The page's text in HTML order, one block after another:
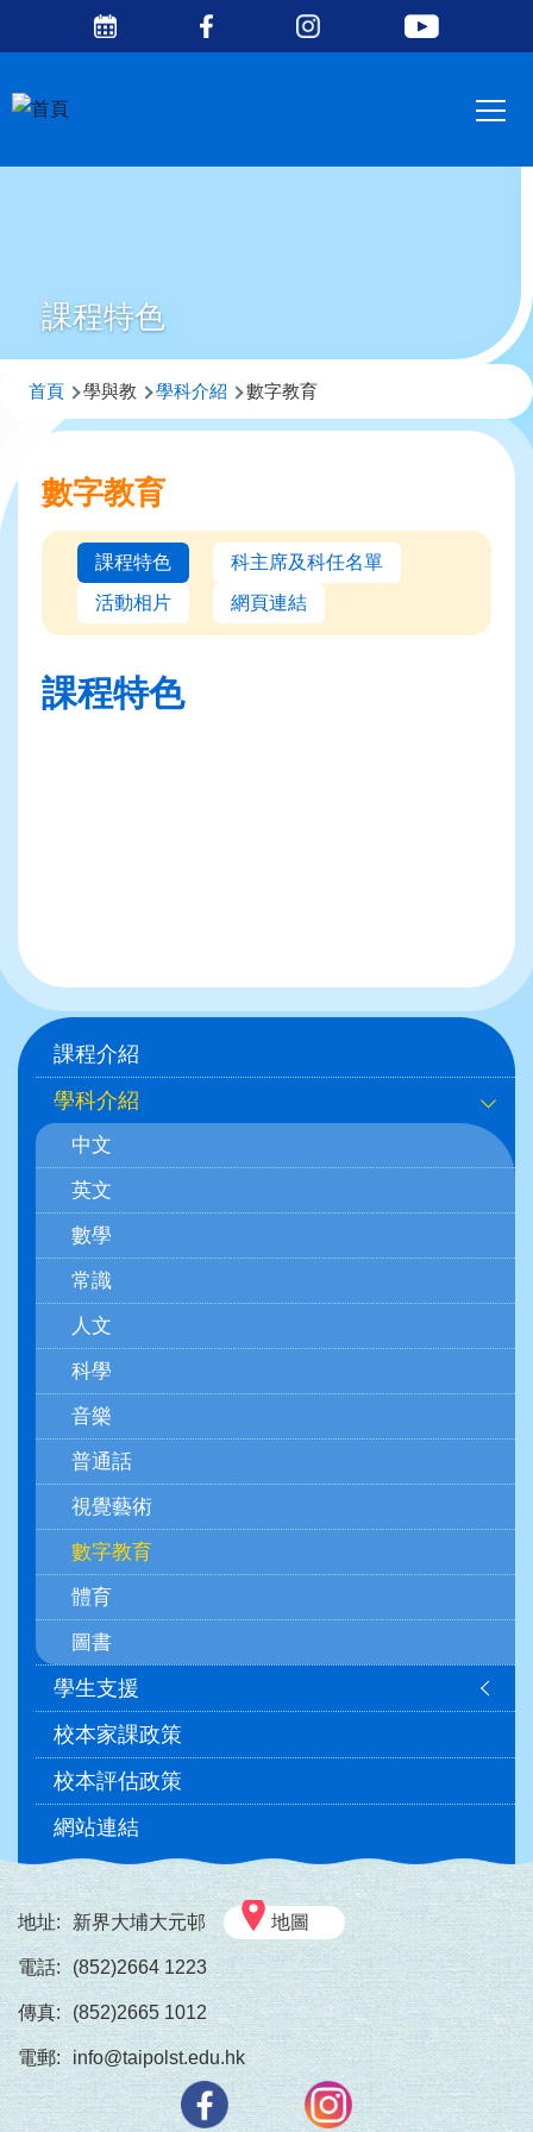
移至主內容
Media
課程特色
導
結
首頁 學與教 學科介紹 數字教育
數字教育
課程特色
科主席及科任名單
活動相片
網頁連結
課程特色
Main
navigation
(學
科)
課程介紹
學科介紹
中文
英文
數學
常識
人文
科學
音樂
普通話
視覺藝術
數字教育
體育
圖書
學生支援
校本家課政策
校本評估政策
網站連結
地址: 新界大埔大元邨 地圖
電話: (852)2664 1223
傳真: (852)2665 1012
電郵: info@taipolst.edu.hk